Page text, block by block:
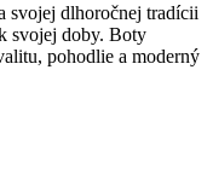
svojej dlhoročnej tradícii
svojej doby. Boty
pohodlie a moderný